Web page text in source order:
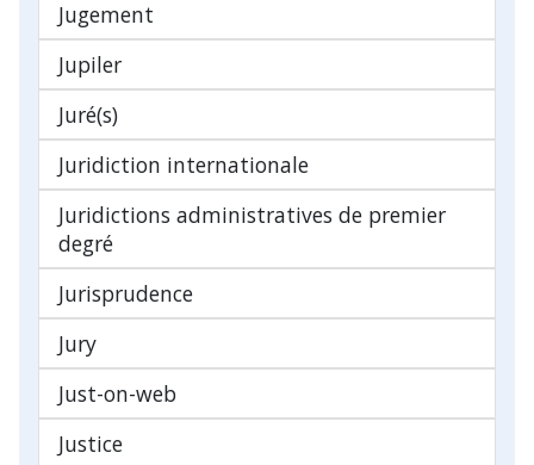
Jugement
Jupiler
Juré(s)
Juridiction internationale
Juridictions administratives de premier
degré
Jurisprudence
Jury
Just-on-web
Justice